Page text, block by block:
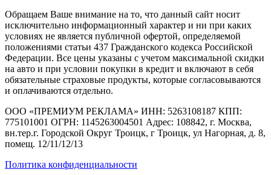
Обращаем Ваше внимание на то, что данный сайт носит
исключительно информационный характер и ни при каких
условиях не является публичной офертой, определяемой
положениями статьи 437 Гражданского кодекса Российской
Федерации. Все цены указаны с учетом максимальной скидки
на авто и при условии покупки в кредит и включают в себя
обязательные страховые продукты, которые согласовываются
и оплачиваются отдельно.
ООО «ПРЕМИУМ РЕКЛАМА» ИНН: 5263108187 КПП:
775101001 ОГРН: 1145263004501 Адрес: 108842, г. Москва,
вн.тер.г. Городской Округ Троицк, г Троицк, ул Нагорная, д. 8,
помещ. 12/11/12/13
Политика конфиденциальности